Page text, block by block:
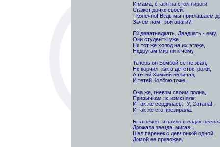
И мама, ставя на стол пироги,
Скажет дочке своей:
- Конечно! Ведь мы приглашаем
Зачем нам твои враги?!
Ей девятнадцать. Двадцать - ему.
Они студенты уже.
Но тот же холод на их этаже,
Недругам мир ни к чему.
Теперь он Бомбой ее не звал,
Не корчил, как в детстве, рожи,
А тетей Химией величал,
И тетей Колбою тоже.
Она же, гневом своим полна,
Привычкам не изменяла:
И так же сердилась:- У, Сатана! -
И так же его презирала.
Был вечер, и пахло в садах
Дрожала звезда, мигая...
Шел паренек с девчонкой одной,
Домой ее провожая.